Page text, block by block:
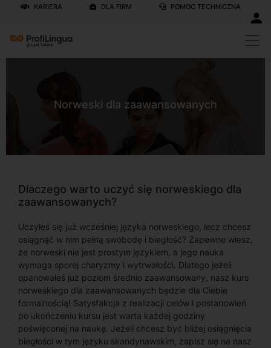
KARIERA DLA FIRM POMOC TECHNICZNA
Norweski dla zaawansowanych
Dlaczego warto uczyć się norweskiego dla
zaawansowanych?
Uczyłeś się już wcześniej języka norweskiego, lecz chcesz
osiągnąć w nim pełną swobodę i biegłość? Zapewne wiesz,
że norweski nie jest prostym językiem, a jego nauka
wymaga sporej charyzmy i wytrwałości. Dlatego jeżeli
opanowałeś już poziom średnio zaawansowany, nasz kurs
norweskiego dla zaawansowanych będzie dla Ciebie
formalnością! Satysfakcja z realizacji celów i postanowień
po ukończeniu kursu jest warta każdej godziny
poświęconej na naukę. Jeżeli chcesz być bliżej osiągnięcia
biegłości w tym języku skandynawskim, zapisz się na nasz